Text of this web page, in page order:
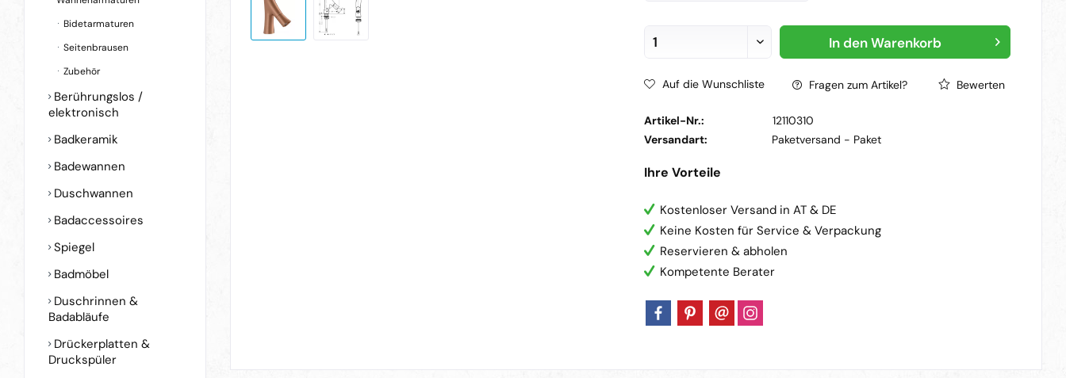
Bidetarmaturen
Seitenbrausen
Zubehör
Berührungslos /
elektronisch
Badkeramik
Badewannen
Duschwannen
Badaccessoires
Spiegel
Badmöbel
Duschrinnen &
Badabläufe
Drückerplatten &
Druckspüler
In denWarenkorb
Auf die Wunschliste Fragen zum Artikel? Bewerten
Artikel-Nr.:
12110310
Versandart:
Paketversand - Paket
Ihre Vorteile
Kostenloser Versand in AT & DE
Keine Kosten für Service & Verpackung
Reservieren & abholen
Kompetente Berater